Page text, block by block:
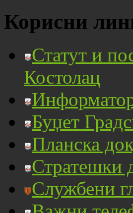
Корисни
Статут и
Костолац
Буџет
Планска
Стратешки
Службени